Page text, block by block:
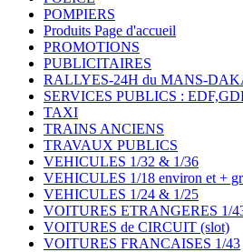
POMPIERS
Produits Page d'accueil
PROMOTIONS
PUBLICITAIRES
RALLYES-24H du MANS-
SERVICES PUBLICS :
TAXI
TRAINS ANCIENS
TRAVAUX PUBLICS
VEHICULES 1/32 & 1/36
VEHICULES 1/18 environ et +
VEHICULES 1/24 & 1/25
VOITURES ETRANGERES 1/
VOITURES de CIRCUIT (slot)
VOITURES FRANCAISES 1/43